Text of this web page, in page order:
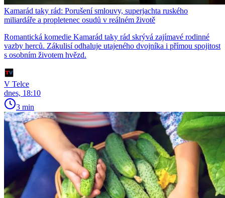
Kamarád taky rád: Porušení smlouvy, superjachta ruského
miliardáře a propletenec osudů v reálném životě
Romantická komedie Kamarád taky rád skrývá zajímavé rodinné
vazby herců. Zákulisí odhaluje utajeného dvojníka i přímou spojitost
s osobním životem hvězd.
V Telce
dnes, 18:10
3 min